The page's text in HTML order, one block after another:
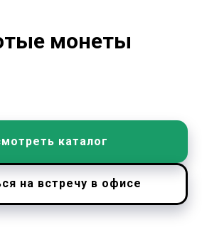
монеты
каталог
на встречу в офисе